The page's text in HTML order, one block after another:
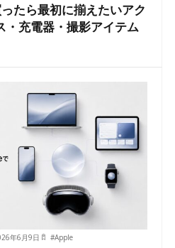
たら最初に揃えたいアク
・充電器・撮影アイテム
年6月9日 #Apple